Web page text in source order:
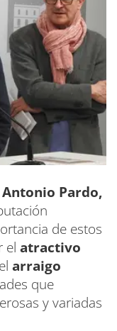
Antonio Pardo,
de estos
el atractivo
arraigo
que
y variadas